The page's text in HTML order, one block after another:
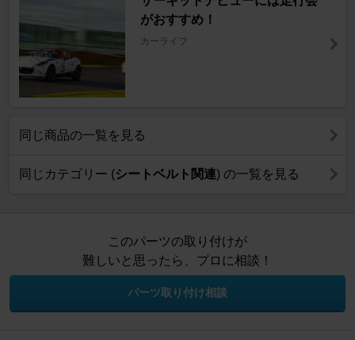
がおすすめ！
カーライフ
同じ商品の一覧を見る
同じカテゴリー (シートベルト関連) の一覧を見る
このパーツの取り付けが
難しいと思ったら、プロに相談！
パーツ取り付け相談